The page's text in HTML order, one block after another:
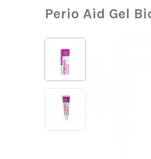
Perio Aid Gel